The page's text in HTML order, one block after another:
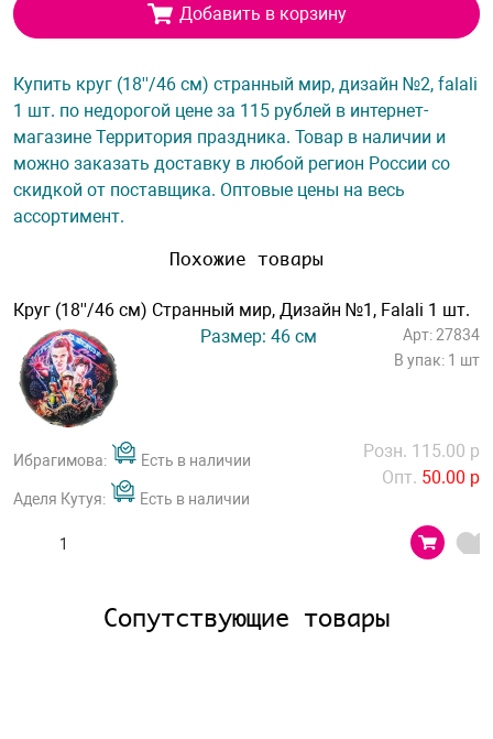
Добавить в корзину
Купить круг (18''/46 см) странный мир, дизайн №2, falali
1 шт. по недорогой цене за 115 рублей в интернет-
магазине Территория праздника. Товар в наличии и
можно заказать доставку в любой регион России со
скидкой от поставщика. Оптовые цены на весь
ассортимент.
Похожие товары
Круг (18''/46 см) Странный мир, Дизайн №1, Falali 1 шт.
Размер: 46 см
Арт: 27834
В упак: 1 шт
Ибрагимова: Есть в наличии
Аделя Кутуя: Есть в наличии
Розн. 115.00 р
Опт. 50.00 р
Сопутствующие товары